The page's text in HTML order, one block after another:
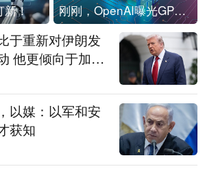
新！ 刚刚，OpenAI曝光GPT-6！传10万亿参数，8月强行发布
于重新对伊朗发
他更倾向于加大
以媒：以军和安
获知